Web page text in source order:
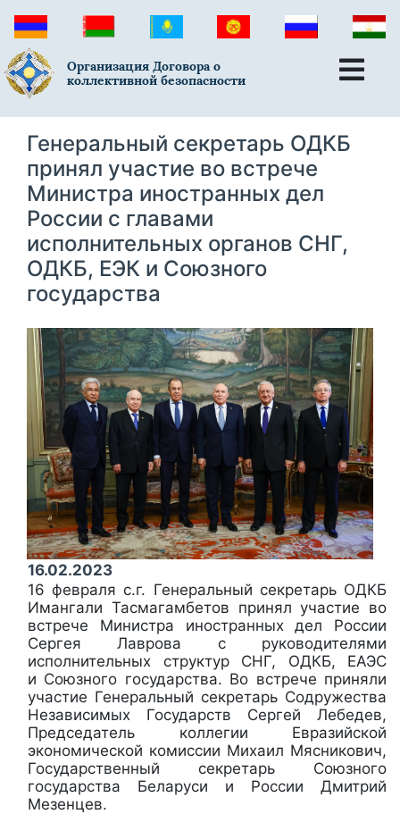
Организация Договора о
коллективной безопасности
Генеральный секретарь ОДКБ
принял участие во встрече
Министра иностранных дел
России с главами
исполнительных органов СНГ,
ОДКБ, ЕЭК и Союзного
государства
16.02.2023
16 февраля с.г. Генеральный секретарь ОДКБ
Имангали Тасмагамбетов принял участие во
встрече Министра иностранных дел России
СергеяЛаврова с руководителями
исполнительных структур СНГ, ОДКБ, ЕАЭС
и Союзного государства. Во встрече приняли
участие Генеральный секретарь Содружества
Независимых Государств Сергей Лебедев,
Председатель коллегии Евразийской
экономической комиссии Михаил Мясникович,
Государственный секретарь Союзного
государства Беларуси и России Дмитрий
Мезенцев.